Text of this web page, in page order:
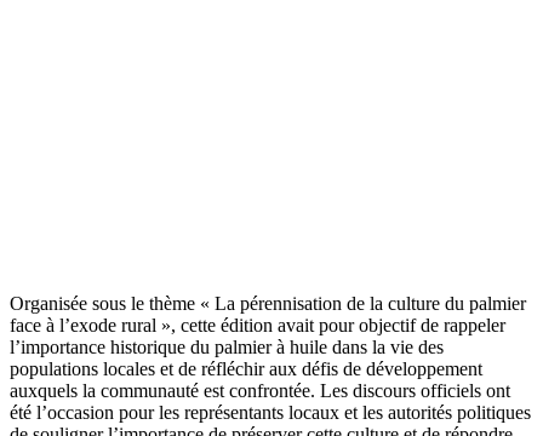
Organisée sous le thème « La pérennisation de la culture du palmier
face à l’exode rural », cette édition avait pour objectif de rappeler
l’importance historique du palmier à huile dans la vie des
populations locales et de réfléchir aux défis de développement
auxquels la communauté est confrontée. Les discours officiels ont
été l’occasion pour les représentants locaux et les autorités politiques